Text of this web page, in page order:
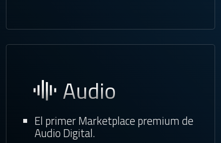
Audio
El primer Marketplace premium de
Audio Digital.